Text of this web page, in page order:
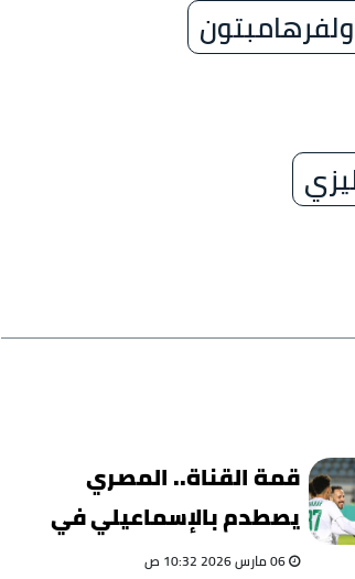
قمة القناة.. المصري
يصطدم بالإسماعيلي في
مواجهة حاسمة بالدوري
06 مارس 2026 10:32 ص